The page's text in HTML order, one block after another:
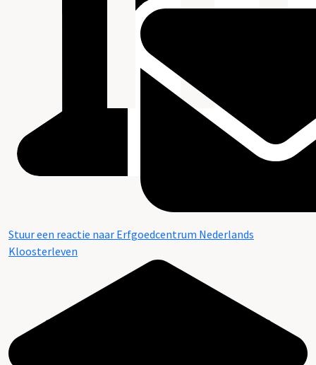
Stuur een reactie naar Erfgoedcentrum Nederlands
Kloosterleven